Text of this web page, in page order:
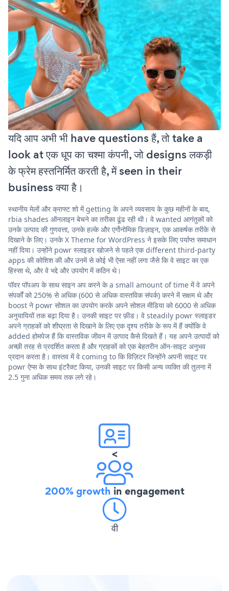
यदि आप अभी भी have questions हैं, तो take a
look at एक धूप का चश्मा कंपनी, जो designs लकड़ी
के फ्रेम हस्तनिर्मित करती है, में seen in their
business क्या है।
स्थानीय मेलों और क्राफ्ट शो में getting के अपने व्यवसाय के कुछ महीनों के बाद,
rbia shades ऑनलाइन बेचने का तरीका ढूंढ रही थी। वे wanted आगंतुकों को
उनके उत्पाद की गुणवत्ता, उनके हल्के और एर्गोनोमिक डिज़ाइन, एक आकर्षक तरीके से
दिखाने के लिए। उनके X Theme for WordPress ने इसके लिए पर्याप्त समाधान
नहीं दिया। उन्होंने powr स्लाइडर खोजने से पहले एक different third-party
apps की कोशिश की और उनमें से कोई भी ऐसा नहीं लगा जैसे कि वे साइट का एक
हिस्सा थे, और वे भद्दे और उपयोग में कठिन थे।
पॉवर पॉपअप के साथ साइन अप करने के a small amount of time में वे अपने
संपर्कों को 250% से अधिक (600 से अधिक वास्तविक संपर्क) करने में सक्षम थे और
boost ने powr सोशल का उपयोग करके अपने सोशल मीडिया को 6000 से अधिक
अनुयायियों तक बढ़ा दिया है। उनकी साइट पर फ़ीड। वे steadily powr स्लाइडर
अपने ग्राहकों को शीघ्रता से दिखाने के लिए एक दृश्य तरीके के रूप में हैं क्योंकि वे
added होमपेज हैं कि वास्तविक जीवन में उत्पाद कैसे दिखते हैं। यह अपने उत्पादों को
अच्छी तरह से प्रदर्शित करता है और ग्राहकों को एक बेहतरीन ऑन-साइट अनुभव
प्रदान करता है। वास्तव में वे coming to कि विज़िटर जिन्होंने अपनी साइट पर
powr ऐप्स के साथ इंटरैक्ट किया, उनकी साइट पर किसी अन्य व्यक्ति की तुलना में
2.5 गुना अधिक समय तक लगे रहे।
<
200% growth in engagement
वी